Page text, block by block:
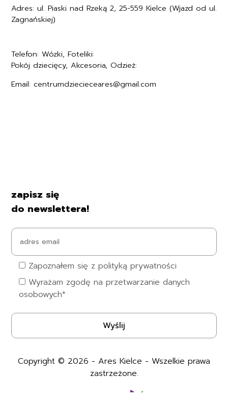
Adres: ul. Piaski nad Rzeką 2, 25-559 Kielce (Wjazd od ul.
Zagnańskiej)
Telefon: Wózki, Foteliki:
Pokój dziecięcy, Akcesoria, Odzież:
Email: centrumdziecieceares@gmail.com
zapisz się
do newslettera!
Zapoznałem się z polityką prywatności
Wyrażam zgodę na przetwarzanie danych
osobowych*
Copyright © 2026 - Ares Kielce - Wszelkie prawa
zastrzeżone.